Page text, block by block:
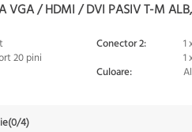
VGA / HDMI / DVI PASIV T-M
20 pini
Conector 2:
1
1
Culoare:
(0/4)